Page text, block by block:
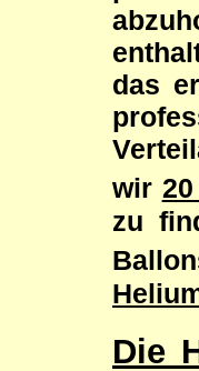
das
wir
zu
Die